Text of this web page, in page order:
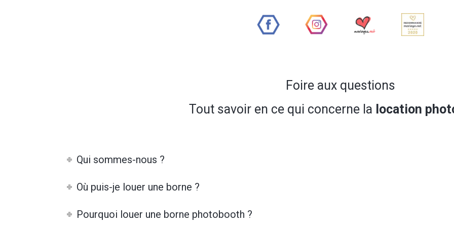
Foire aux questions
Tout savoir en ce qui concerne la location
Qui sommes-nous ?
Où puis-je louer une borne ?
Pourquoi louer une borne photobooth ?